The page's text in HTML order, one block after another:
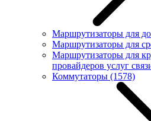
Маршрутизаторы для
Маршрутизаторы для
Маршрутизаторы для
провайдеров услуг
Коммутаторы (1578)